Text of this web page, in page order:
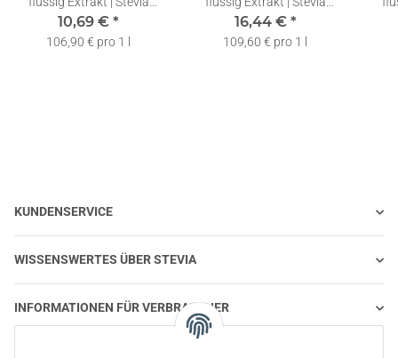
Drops | 2x50ml
10,69 € *
106,90 € pro 1 l
Drops | 3x50ml
16,44 € *
109,60 € pro 1 l
KUNDENSERVICE
WISSENSWERTES ÜBER STEVIA
INFORMATIONEN FÜR VERBRAUCHER